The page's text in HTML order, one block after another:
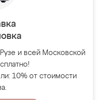
и всей Московской
10% от стоимости